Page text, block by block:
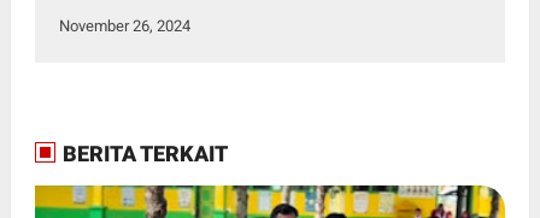
November 26, 2024
BERITA TERKAIT